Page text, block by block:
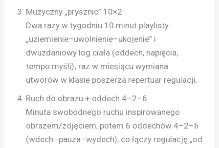
Muzyczny „prysznic” 10×2
Dwa razy w tygodniu 10 minut playlisty
„uziemienie–uwolnienie–ukoje­nie” i
dwuzdaniowy log ciała (oddech, napięcia,
tempo myśli); raz w miesiącu wymiana
utworów w klasie poszerza repertuar regulacji.
Ruch do obrazu + oddech 4–2–6
Minuta swobodnego ruchu inspirowanego
obrazem/zdjęciem, potem 6 oddechów 4–2–6
(wdech–pauza–wydech), co łączy regulację „od